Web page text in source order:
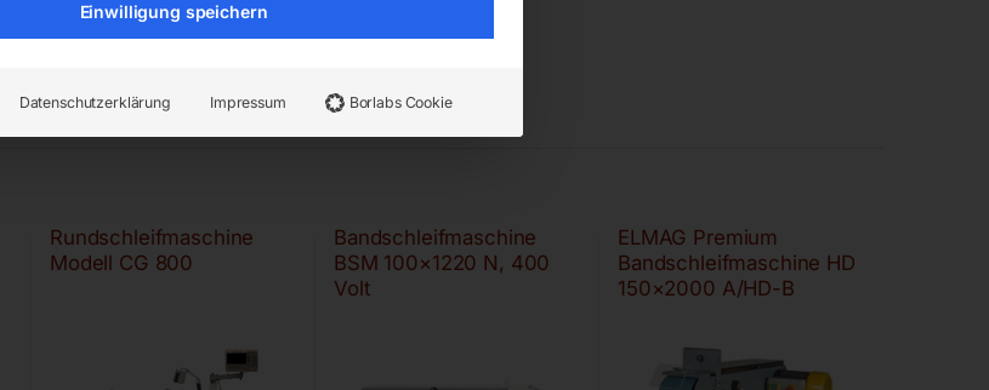
Rundschleifmaschine
Modell CG 800
Bandschleifmaschine
BSM 100×1220 N, 400
Volt
ELMAG Premium
Bandschleifmaschine HD
150×2000 A/HD-B
Einwilligung speichern
Datenschutzerklärung Impressum Borlabs Cookie